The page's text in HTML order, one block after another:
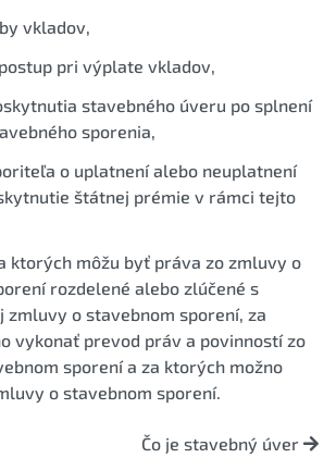
vkladov,
pri výplate vkladov,
stavebného úveru po splnení
sporenia,
o uplatnení alebo neuplatnení
štátnej prémie v rámci tejto
ktorých môžu byť práva zo zmluvy o
rozdelené alebo zlúčené s
zmluvy o stavebnom sporení, za
vykonať prevod práv a povinností zo
sporení a za ktorých možno
o stavebnom sporení.
Čo je stavebný úver